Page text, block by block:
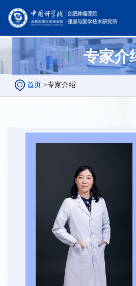
专家介
首页 >专家介绍